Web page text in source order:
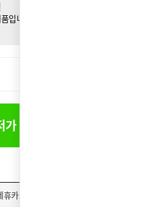
입니다.
가 바로신청
휴카드 적용가